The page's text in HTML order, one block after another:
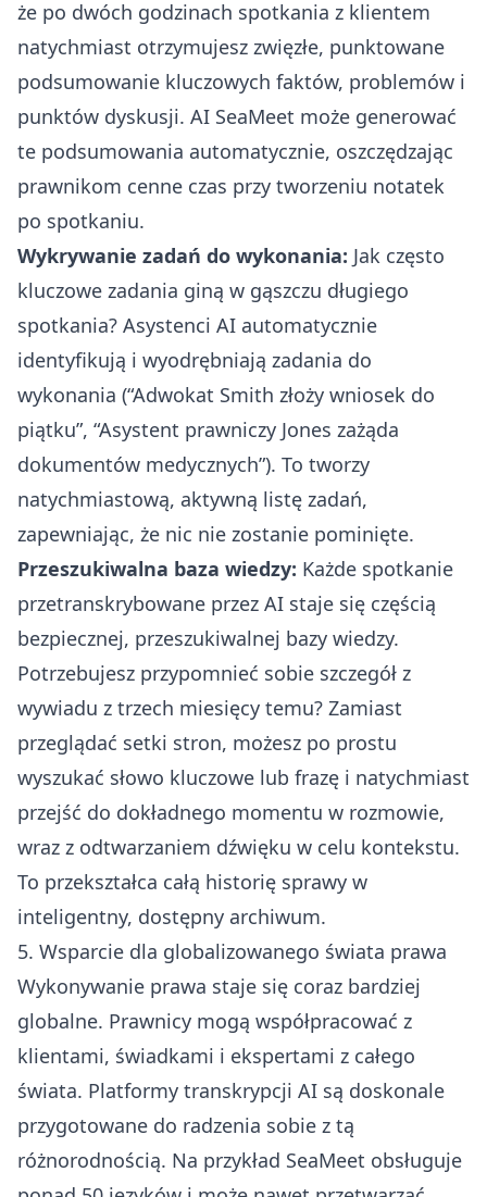
że po dwóch godzinach spotkania z klientem
natychmiast otrzymujesz zwięzłe, punktowane
podsumowanie kluczowych faktów, problemów i
punktów dyskusji. AI SeaMeet może generować
te podsumowania automatycznie, oszczędzając
prawnikom cenne czas przy tworzeniu notatek
po spotkaniu.
Wykrywanie zadań do wykonania: Jak często
kluczowe zadania giną w gąszczu długiego
spotkania? Asystenci AI automatycznie
identyfikują i wyodrębniają zadania do
wykonania (“Adwokat Smith złoży wniosek do
piątku”, “Asystent prawniczy Jones zażąda
dokumentów medycznych”). To tworzy
natychmiastową, aktywną listę zadań,
zapewniając, że nic nie zostanie pominięte.
Przeszukiwalna baza wiedzy: Każde spotkanie
przetranskrybowane przez AI staje się częścią
bezpiecznej, przeszukiwalnej bazy wiedzy.
Potrzebujesz przypomnieć sobie szczegół z
wywiadu z trzech miesięcy temu? Zamiast
przeglądać setki stron, możesz po prostu
wyszukać słowo kluczowe lub frazę i natychmiast
przejść do dokładnego momentu w rozmowie,
wraz z odtwarzaniem dźwięku w celu kontekstu.
To przekształca całą historię sprawy w
inteligentny, dostępny archiwum.
5. Wsparcie dla globalizowanego świata prawa
Wykonywanie prawa staje się coraz bardziej
globalne. Prawnicy mogą współpracować z
klientami, świadkami i ekspertami z całego
świata. Platformy transkrypcji AI są doskonale
przygotowane do radzenia sobie z tą
różnorodnością. Na przykład SeaMeet obsługuje